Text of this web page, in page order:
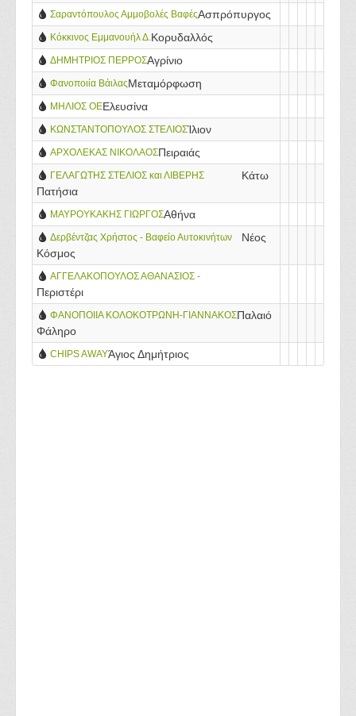
Σαραντόπουλος Αμμοβολές ΒαφέςΑσπρόπυργος
Κόκκινος Εμμανουήλ Δ.Κορυδαλλός
ΔΗΜΗΤΡΙΟΣ ΠΕΡΡΟΣΑγρίνιο
Φανοποιία ΒάιλαςΜεταμόρφωση
ΜΗΛΙΟΣ ΟΕΕλευσίνα
ΚΩΝΣΤΑΝΤΟΠΟΥΛΟΣ ΣΤΕΛΙΟΣΊλιον
ΑΡΧΟΛΕΚΑΣ ΝΙΚΟΛΑΟΣΠειραιάς
ΓΕΛΑΓΩΤΗΣ ΣΤΕΛΙΟΣ και ΛΙΒΕΡΗΣ
ΓΕΩΡΓΙΟΣ
Κάτω
Πατήσια
ΜΑΥΡΟΥΚΑΚΗΣ ΓΙΩΡΓΟΣΑθήνα
Δερβέντζας Χρήστος - Βαφείο Αυτοκινήτων
και Μοτοσικλετών
Νέος
Κόσμος
ΑΓΓΕΛΑΚΟΠΟΥΛΟΣ ΑΘΑΝΑΣΙΟΣ -
ΔΡΟΥΓΑΣ ΣΠΥΡΟΣ ΟΕ
Περιστέρι
ΦΑΝΟΠΟΙΙΑ ΚΟΛΟΚΟΤΡΩΝΗ-ΓΙΑΝΝΑΚΟΣΠαλαιό
Φάληρο
CHIPS AWAYΆγιος Δημήτριος